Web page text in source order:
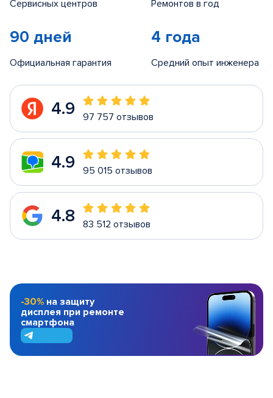
Сервисных центров Ремонтов в год
90 дней
Официальная гарантия
4 года
Средний опыт инженера
4.9 97 757 отзывов
4.9 95 015 отзывов
4.8 83 512 отзывов
-30% на защиту
дисплея при ремонте
смартфона